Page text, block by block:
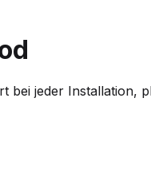
bei jeder Installation,